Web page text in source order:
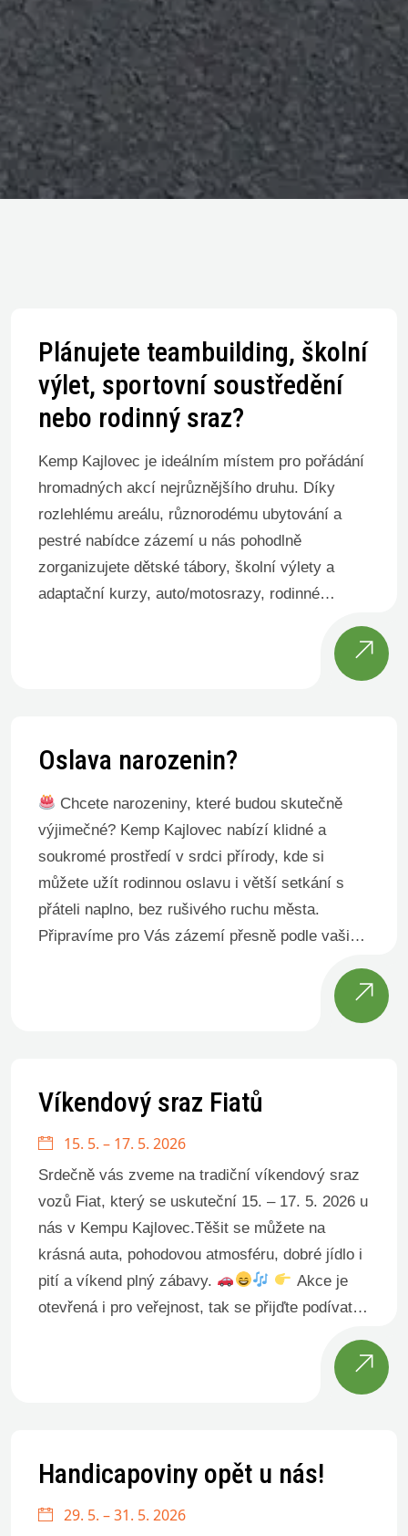
Plánujete teambuilding, školní
výlet, sportovní soustředění
nebo rodinný sraz?
Kemp Kajlovec je ideálním místem pro pořádání
hromadných akcí nejrůznějšího druhu. Díky
rozlehlému areálu, různorodému ubytování a
pestré nabídce zázemí u nás pohodlně
zorganizujete dětské tábory, školní výlety a
adaptační kurzy, auto/motosrazy, rodinné
soustředění. Mnoho takových akcí se u nás
koná již pravidelně, a tudíž může být část […]
Oslava narozenin?
Chcete narozeniny, které budou skutečně
výjimečné? Kemp Kajlovec nabízí klidné a
soukromé prostředí v srdci přírody, kde si
můžete užít rodinnou oslavu i větší setkání s
přáteli naplno, bez rušivého ruchu města.
Připravíme pro Vás zázemí přesně podle vašich
Víkendový sraz Fiatů
15. 5. – 17. 5. 2026
Srdečně vás zveme na tradiční víkendový sraz
vozů Fiat, který se uskuteční 15. – 17. 5. 2026 u
nás v Kempu Kajlovec.Těšit se můžete na
krásná auta, pohodovou atmosféru, dobré jídlo i
pití a víkend plný zábavy.
Akce je
otevřená i pro veřejnost, tak se přijďte podívat
Handicapoviny opět u nás!
29. 5. – 31. 5. 2026